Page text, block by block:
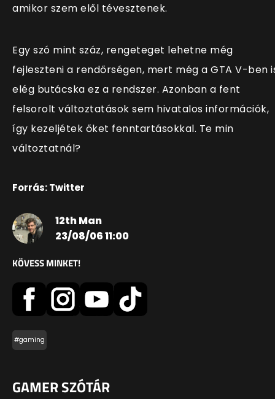
amikor szem elől tévesztenek.
Egy szó mint száz, rengeteget lehetne még
fejleszteni a rendőrségen, mert még a GTA V-ben
elég butácska ez a rendszer. Azonban a fent
felsorolt változtatások sem hivatalos információk,
így kezeljétek őket fenntartásokkal. Te min
változtatnál?
Forrás: Twitter
12th Man
23/08/06 11:00
KÖVESS MINKET!
#gaming
GAMER SZÓTÁR